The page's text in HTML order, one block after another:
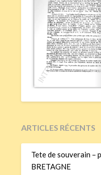
ARTICLES RÉCENTS
Tete de souverain –
BRETAGNE